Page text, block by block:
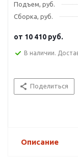
Подъем, руб.
Сборка, руб.
от 10 410 руб.
В наличии.
Поделиться
Описание